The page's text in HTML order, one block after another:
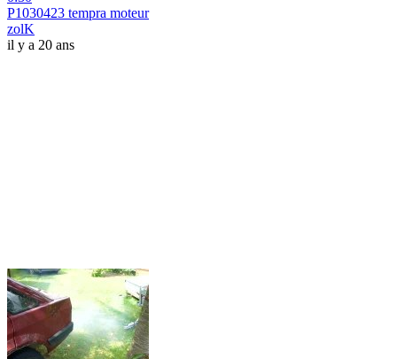
P1030423 tempra moteur
zolK
il y a 20 ans